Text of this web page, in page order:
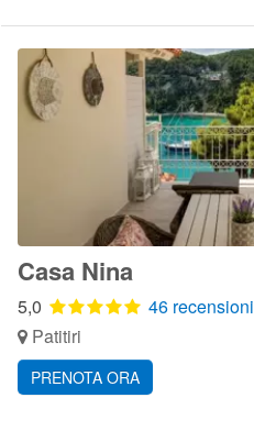
Casa Nina
5,0
46 recensioni
Patitiri
PRENOTA ORA